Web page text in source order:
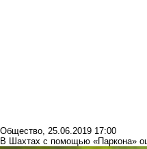
Общество, 25.06.2019 17:00
В Шахтах с помощью «Паркона»